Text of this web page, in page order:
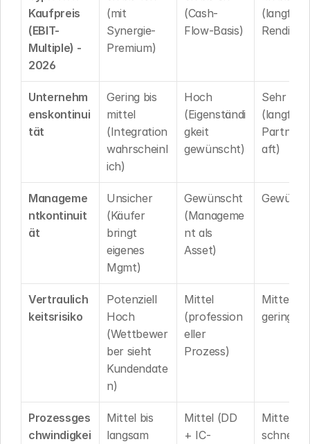
Kaufpreis
(EBIT-
Multiple) -
2026
(mit
Synergie-
Premium)
(Cash-
Flow-Basis)
Rendite)
Unternehm
enskontinui
tät
Gering bis
mittel
(Integration
wahrscheinl
ich)
Hoch
(Eigenständi
gkeit
gewünscht)
Sehr
aft)
Manageme
ntkontinuit
ät
Unsicher
(Käufer
bringt
eigenes
Mgmt)
Gewünscht
(Manageme
nt als
Asset)
Vertraulich
keitsrisiko
Potenziell
Hoch
(Wettbewer
ber sieht
Kundendate
n)
Mittel
(profession
eller
Prozess)
Mittel bis
gering
Prozessges
chwindigkei
Mittel bis
langsam
Mittel (DD
+ IC-
Mittel bis
schnell